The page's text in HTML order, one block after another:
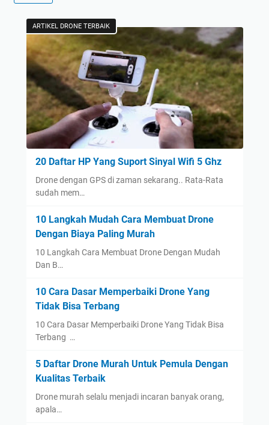
ARTIKEL DRONE TERBAIK
20 Daftar HP Yang Suport Sinyal Wifi 5 Ghz
Drone dengan GPS di zaman sekarang.. Rata-Rata
sudah mem…
10 Langkah Mudah Cara Membuat Drone
Dengan Biaya Paling Murah
10 Langkah Cara Membuat Drone Dengan Mudah
Dan B…
10 Cara Dasar Memperbaiki Drone Yang
Tidak Bisa Terbang
10 Cara Dasar Memperbaiki Drone Yang Tidak Bisa
Terbang …
5 Daftar Drone Murah Untuk Pemula Dengan
Kualitas Terbaik
Drone murah selalu menjadi incaran banyak orang,
apala…